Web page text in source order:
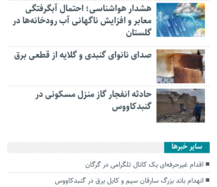
هشدار هواشناسی؛ احتمال آبگرفتگی
معابر و افزایش ناگهانی آب رودخانه‌ها در
گلستان
صدای نانوای گنبدی و گلایه از قطعی برق
حادثه انفجار گاز منزل مسکونی در
گنبدکاووس
سایر خبرها
اقدام غیرحرفه‌ای یک کانال تلگرامی در گرگان
انهدام باند بزرگ سارقان سیم و کابل برق در گنبدکاووس